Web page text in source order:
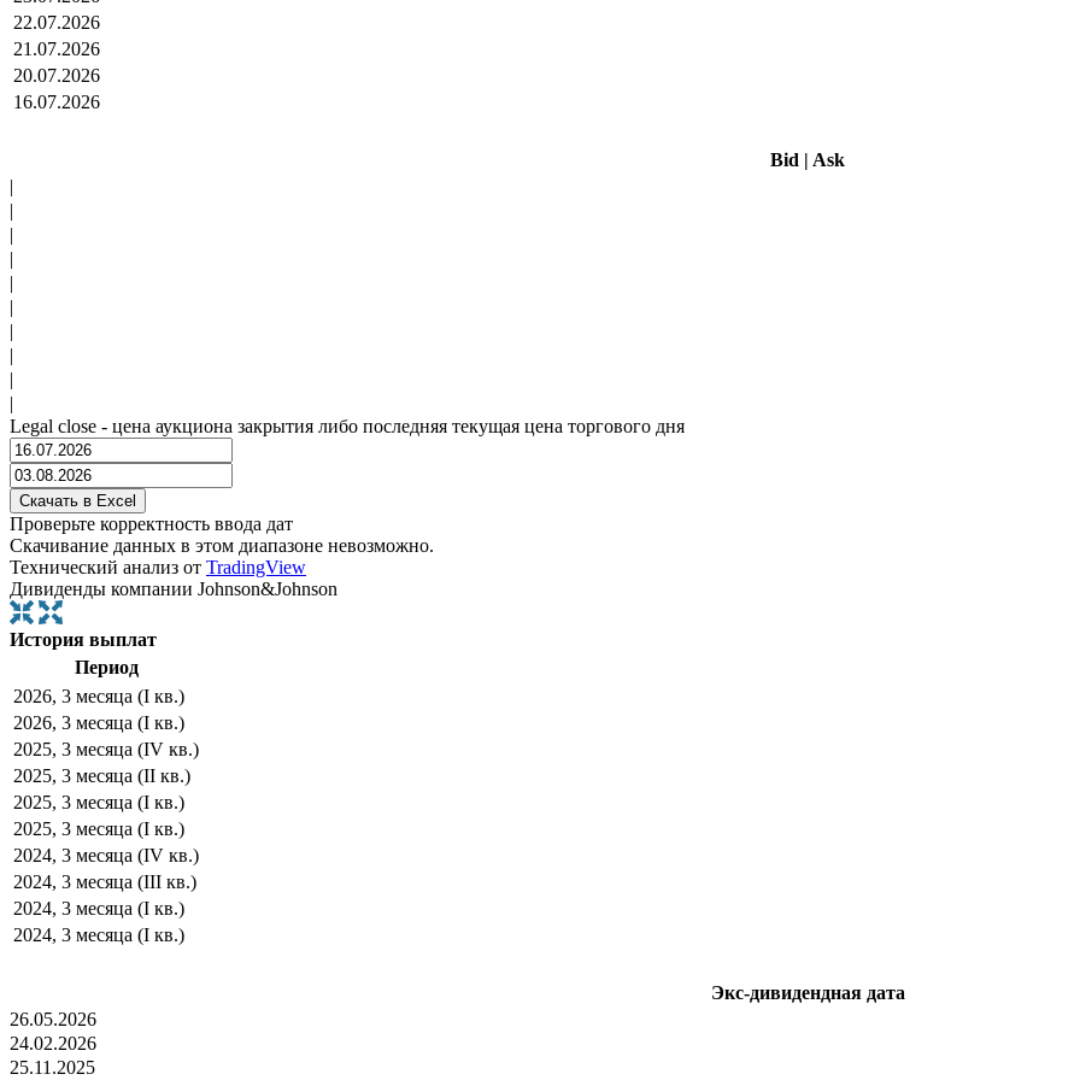
22.07.2026
21.07.2026
20.07.2026
16.07.2026
Bid | Ask
|
|
|
|
|
|
|
|
|
|
Legal close - цена аукциона закрытия либо последняя текущая цена торгового дня
Проверьте корректность ввода дат
Скачивание данных в этом диапазоне невозможно.
Технический анализ от TradingView
Дивиденды компании Johnson&Johnson
История выплат
Период
2026, 3 месяца (I кв.)
2026, 3 месяца (I кв.)
2025, 3 месяца (IV кв.)
2025, 3 месяца (II кв.)
2025, 3 месяца (I кв.)
2025, 3 месяца (I кв.)
2024, 3 месяца (IV кв.)
2024, 3 месяца (III кв.)
2024, 3 месяца (I кв.)
2024, 3 месяца (I кв.)
Экс-дивидендная дата
26.05.2026
24.02.2026
25.11.2025